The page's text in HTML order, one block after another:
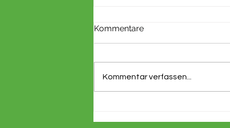
Kommentare
Kommentar verfassen...